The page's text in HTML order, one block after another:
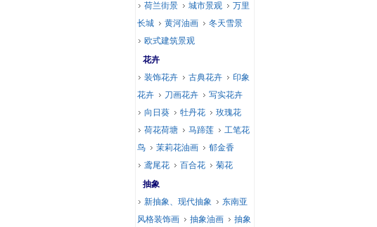
荷兰街景
城市景观
万里
长城
黄河油画
冬天雪景
欧式建筑景观
花卉
装饰花卉
古典花卉
印象
花卉
刀画花卉
写实花卉
向日葵
牡丹花
玫瑰花
荷花荷塘
马蹄莲
工笔花
鸟
茉莉花油画
郁金香
鸢尾花
百合花
菊花
抽象
新抽象、现代抽象
东南亚
风格装饰画
抽象油画
抽象